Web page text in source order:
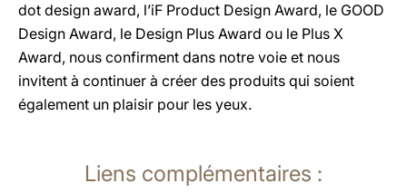
dot design award, l’iF Product Design Award, le GOOD
Design Award, le Design Plus Award ou le Plus X
Award, nous confirment dans notre voie et nous
invitent à continuer à créer des produits qui soient
également un plaisir pour les yeux.
Liens complémentaires :